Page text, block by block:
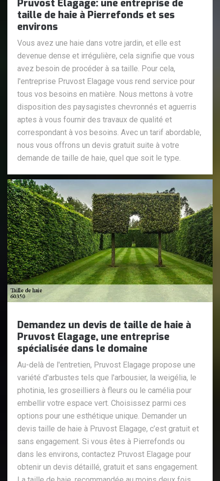
Pruvost Elagage: une entreprise de
taille de haie à Pierrefonds et ses
environs
Vous avez une haie dans votre jardin, et elle est
devenue dense et irrégulière, cela signifie que vous
avez besoin de procéder à sa taille. Pour cela,
l'entreprise Pruvost Elagage vous rend service pour
tous vos besoins en matière. Nous mettons à votre
disposition des paysagistes chevronnés et aguerris
aptes à vous fournir des travaux de qualité et
correspondant à vos besoins. Avec un tarif abordable,
nous vous offrons un devis gratuit suite à votre
demande de taille de haie, quel que soit le type.
Demandez un devis de taille de haie à
Pruvost Elagage, une entreprise
spécialisée dans le domaine
Au-delà de l'entretien, Pruvost Elagage propose une
variété d'arbustes tels que l'arbousier, la weigélia, le
photinia, les groseilliers à fleurs ou le camélia pour
embellir votre espace vert. Choisissez parmi ces
options pour une esthétique unique. Demander un
devis taille de haie à Pruvost Elagage, c’est gratuit et
sans engagement. Si vous êtes à Pierrefonds ou
dans les environs, contactez Pruvost Elagage pour
obtenir un devis détaillé, gratuit et sans engagement.